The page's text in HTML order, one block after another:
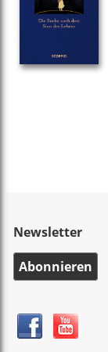
Newsletter
Abonnieren